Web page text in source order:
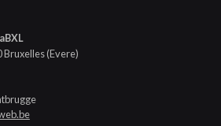
Bruxelles (Evere)